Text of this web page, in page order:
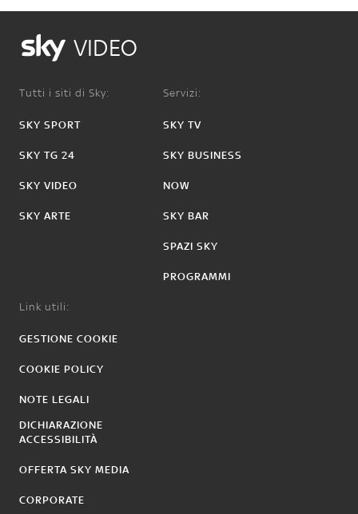
VIDEO
Tutti i siti di Sky:
SKY SPORT
SKY TG 24
SKY VIDEO
SKY ARTE
Servizi:
SKY TV
SKY BUSINESS
NOW
SKY BAR
SPAZI SKY
PROGRAMMI
Link utili:
GESTIONE COOKIE
COOKIE POLICY
NOTE LEGALI
DICHIARAZIONE
ACCESSIBILITÀ
OFFERTA SKY MEDIA
CORPORATE